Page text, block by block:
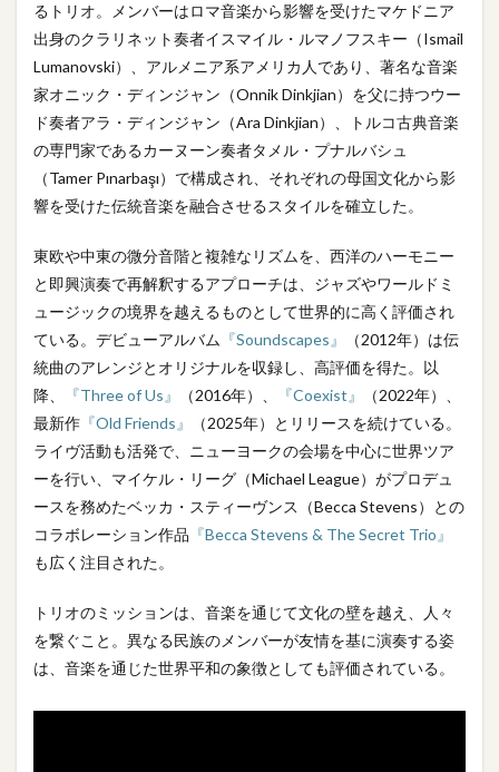
るトリオ。メンバーはロマ音楽から影響を受けたマケドニア
出身のクラリネット奏者イスマイル・ルマノフスキー（Ismail
Lumanovski）、アルメニア系アメリカ人であり、著名な音楽
家オニック・ディンジャン（Onnik Dinkjian）を父に持つウー
ド奏者アラ・ディンジャン（Ara Dinkjian）、トルコ古典音楽
の専門家であるカーヌーン奏者タメル・プナルバシュ
（Tamer Pınarbaşı）で構成され、それぞれの母国文化から影
響を受けた伝統音楽を融合させるスタイルを確立した。
東欧や中東の微分音階と複雑なリズムを、西洋のハーモニー
と即興演奏で再解釈するアプローチは、ジャズやワールドミ
ュージックの境界を越えるものとして世界的に高く評価され
ている。デビューアルバム 『Soundscapes』
（2012年）は伝
統曲のアレンジとオリジナルを収録し、高評価を得た。以
降、
『Three of Us』 （2016年）、 『Coexist』
（2022年）、
最新作 『Old Friends』
（2025年）とリリースを続けている。
ライヴ活動も活発で、ニューヨークの会場を中心に世界ツア
ーを行い、マイケル・リーグ（Michael League）がプロデュ
ースを務めたベッカ・スティーヴンス（Becca Stevens）との
コラボレーション作品 『Becca Stevens & The Secret Trio』
も広く注目された。
トリオのミッションは、音楽を通じて文化の壁を越え、人々
を繋ぐこと。異なる民族のメンバーが友情を基に演奏する姿
は、音楽を通じた世界平和の象徴としても評価されている。